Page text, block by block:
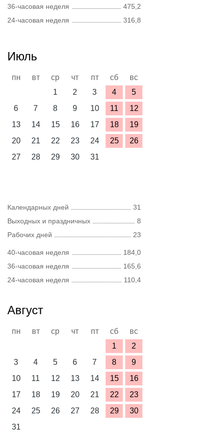
36-часовая неделя
475,2
24-часовая неделя
316,8
Июль
пн вт ср чт пт сб
вс
1
2 3 4
5
6
7 8 9 10 11
12
13
14 15 16 17 18
19
20
21 22 23 24 25
26
27
28 29 30 31
Календарных дней
31
Выходных и праздничных
8
Рабочих дней
23
40-часовая неделя
184,0
36-часовая неделя
165,6
24-часовая неделя
110,4
Август
пн вт ср чт пт сб
вс
1
2
3
4 5 6 7 8
9
10
11 12 13 14 15
16
17
18 19 20 21 22
23
24
25 26 27 28 29
30
31